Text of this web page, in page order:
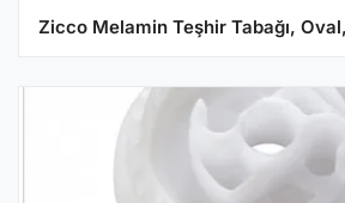
Zicco Melamin Teşhir Tabağı,